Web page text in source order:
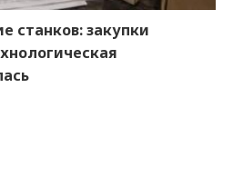
станков: закупки